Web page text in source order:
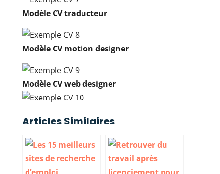
Modèle CV traducteur
Modèle CV motion designer
Modèle CV web designer
Articles Similaires